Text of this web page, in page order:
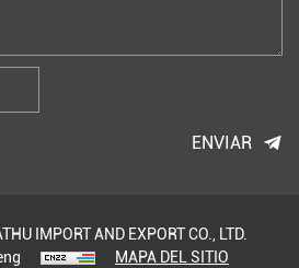
ENVIAR
IMPORT AND EXPORT CO., LTD.
MAPA DEL SITIO